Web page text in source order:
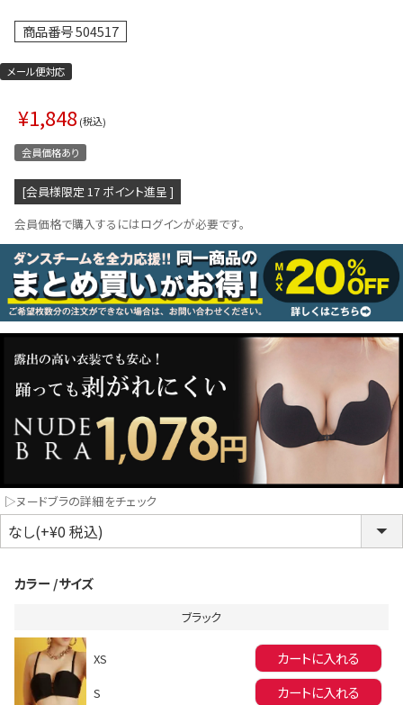
インワン／サロペット
ラ・ニップレス
LINE連携でクーポンもらえる!!
同一商品まとめ買いキャンペーン
インスタ写真投稿キャンペーン！
コスプレ
クリスマス
ランジェ
商品番号504517
メール便対応
¥1,848 税込
会員価格あり
[会員様限定 17 ポイント進呈 ]
会員価格で購入するにはログインが必要です。
▷ヌードブラの詳細をチェック
カラー サイズ
ブラック
XS カートに入れる
S カートに入れる